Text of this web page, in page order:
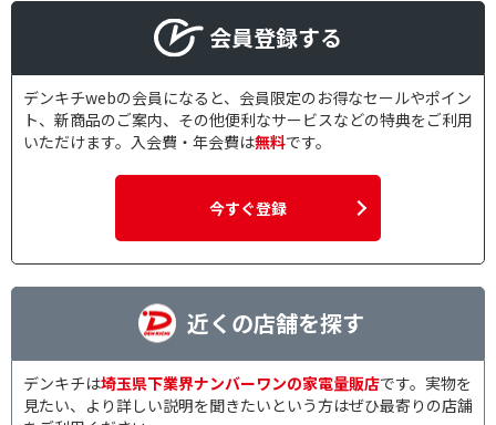
会員登録する
デンキチwebの会員になると、会員限定のお得なセールやポイン
ト、新商品のご案内、その他便利なサービスなどの特典をご利用
いただけます。入会費・年会費は無料です。
今すぐ登録
近くの店舗を探す
デンキチは埼玉県下業界ナンバーワンの家電量販店です。実物を
見たい、より詳しい説明を聞きたいという方はぜひ最寄りの店舗